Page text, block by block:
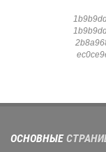
ОСНОВНЫЕ